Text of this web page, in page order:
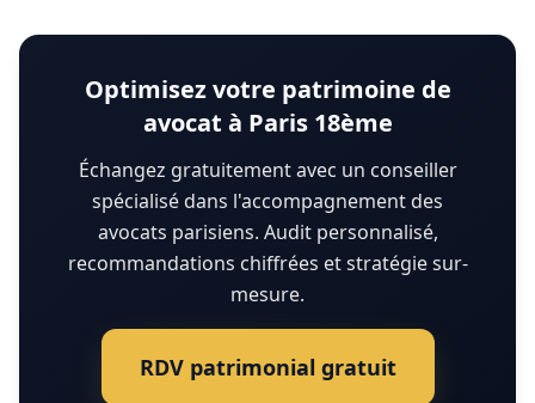
Optimisez votre patrimoine de
avocat à Paris 18ème
Échangez gratuitement avec un conseiller
spécialisé dans l'accompagnement des
avocats parisiens. Audit personnalisé,
recommandations chiffrées et stratégie sur-
mesure.
RDV patrimonial gratuit